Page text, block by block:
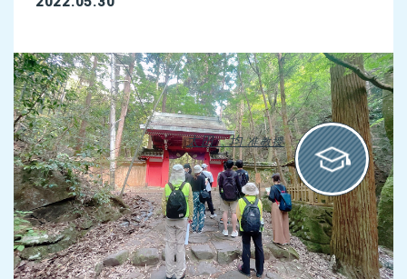
太田 均准教授